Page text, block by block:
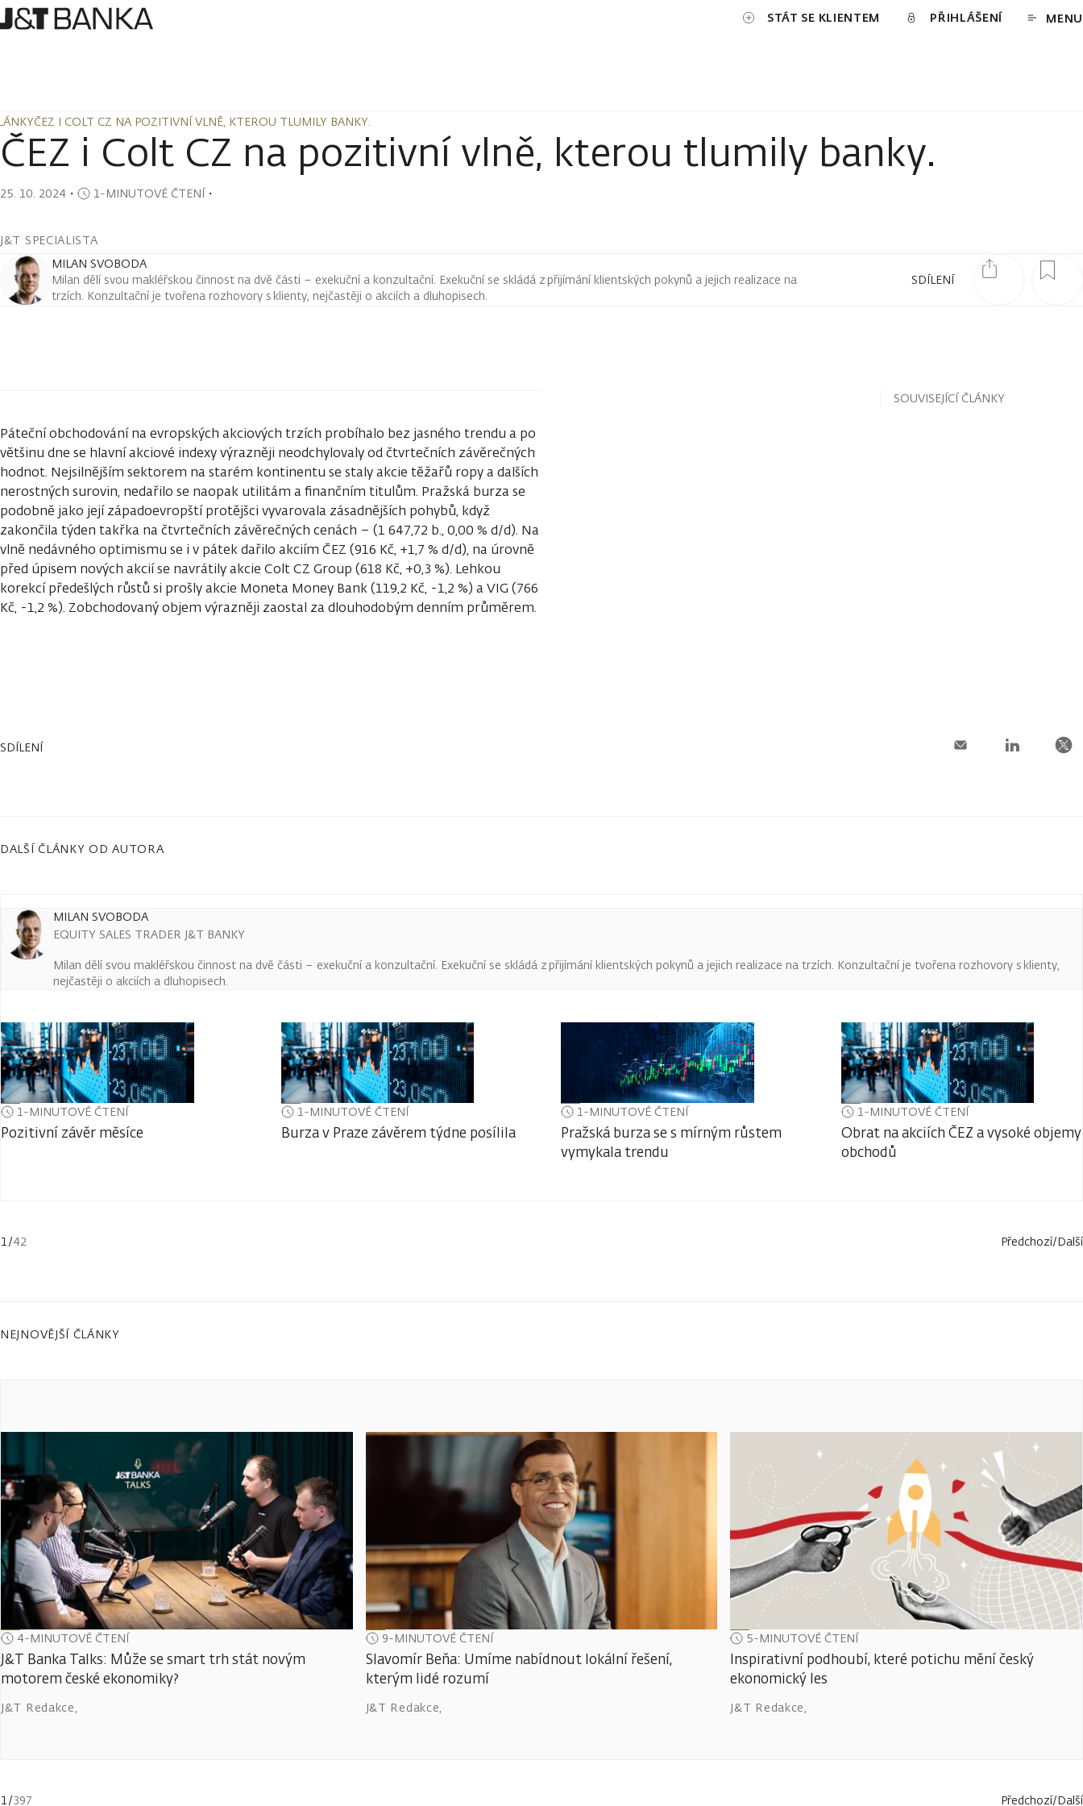
STÁT SE KLIENTEM PŘIHLÁŠENÍ MENU
ČEZ I COLT CZ NA POZITIVNÍ VLNĚ, KTEROU TLUMILY BANKY.
ČEZ I COLT CZ NA POZITIVNÍ VLNĚ, KTEROU TLUMILY BANKY.
ČEZ i Colt CZ na pozitivní vlně, kterou tlumily banky.
25. 10. 2024 ・ 1-MINUTOVÉ ČTENÍ・
J&T SPECIALISTA
SDÍLENÍ
MILAN SVOBODA
Milan dělí svou makléřskou činnost na dvě části – exekuční a konzultační. Exekuční se skládá z přijímání klientských pokynů a jejich realizace na
trzích. Konzultační je tvořena rozhovory s klienty, nejčastěji o akciích a dluhopisech.
Páteční obchodování na evropských akciových trzích probíhalo bez jasného trendu a po
většinu dne se hlavní akciové indexy výrazněji neodchylovaly od čtvrtečních závěrečných
hodnot. Nejsilnějším sektorem na starém kontinentu se staly akcie těžařů ropy a dalších
nerostných surovin, nedařilo se naopak utilitám a finančním titulům. Pražská burza se
podobně jako její západoevropští protějšci vyvarovala zásadnějších pohybů, když
zakončila týden takřka na čtvrtečních závěrečných cenách – (1 647,72 b., 0,00 % d/d). Na
vlně nedávného optimismu se i v pátek dařilo akciím ČEZ (916 Kč, +1,7 % d/d), na úrovně
před úpisem nových akcií se navrátily akcie Colt CZ Group (618 Kč, +0,3 %). Lehkou
korekcí předešlých růstů si prošly akcie Moneta Money Bank (119,2 Kč, -1,2 %) a VIG (766
Kč, -1,2 %). Zobchodovaný objem výrazněji zaostal za dlouhodobým denním průměrem.
SOUVISEJÍCÍ ČLÁNKY
SDÍLENÍ
DALŠÍ ČLÁNKY OD AUTORA
MILAN SVOBODA
EQUITY SALES TRADER J&T BANKY
Milan dělí svou makléřskou činnost na dvě části – exekuční a konzultační. Exekuční se skládá z přijímání klientských pokynů a jejich realizace na trzích. Konzultační je tvořena rozhovory s klienty,
nejčastěji o akciích a dluhopisech.
1-MINUTOVÉ ČTENÍ
Pozitivní závěr měsíce
1-MINUTOVÉ ČTENÍ
Burza v Praze závěrem týdne posílila
1-MINUTOVÉ ČTENÍ
Pražská burza se s mírným růstem
vymykala trendu
1-MINUTOVÉ ČTENÍ
Obrat na akciích ČEZ a vysoké objemy
obchodů
1 /42 Předchozí/Další
NEJNOVĚJŠÍ ČLÁNKY
4-MINUTOVÉ ČTENÍ
J&T Banka Talks: Může se smart trh stát novým
motorem české ekonomiky?
J&T Redakce,
9-MINUTOVÉ ČTENÍ
Slavomír Beňa: Umíme nabídnout lokální řešení,
kterým lidé rozumí
J&T Redakce,
5-MINUTOVÉ ČTENÍ
Inspirativní podhoubí, které potichu mění český
ekonomický les
J&T Redakce,
1/397 Předchozí/Další